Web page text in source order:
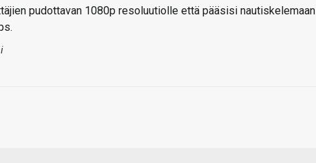
pudottavan 1080p resoluutiolle että pääsisi nautiskelemaan